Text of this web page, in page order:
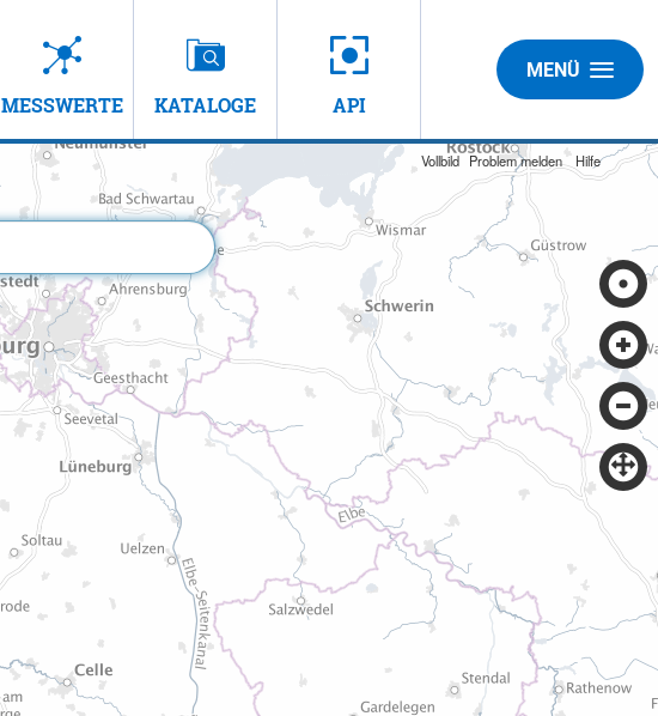
MESSWERTE KATALOGE API
MENÜ